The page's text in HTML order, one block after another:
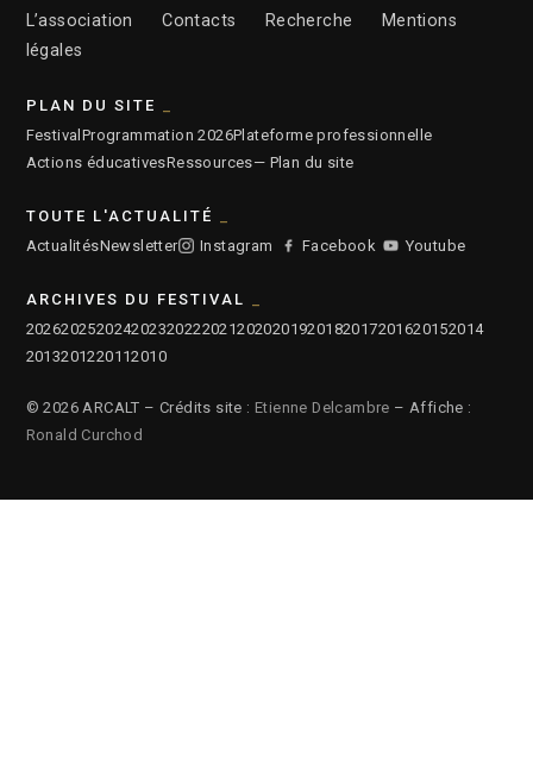
L’association
Contacts Recherche
Mentions
légales
PLAN DU SITE
Festival Programmation 2026Plateforme professionnelle
Actions éducativesRessources— Plan du site
TOUTE L'ACTUALITÉ
ActualitésNewsletter Instagram Facebook Youtube
ARCHIVES DU FESTIVAL
2026202520242023202220212020201920182017201620152014
2013201220112010
© 2026 ARCALT – Crédits site : Etienne Delcambre – Affiche :
Ronald Curchod